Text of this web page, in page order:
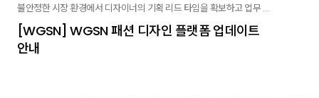
불안정한 시장 환경에서 디자이너의 기획 리드 타임을 확보하고 업무 효율을 극대화하기 위해, WGSN Fashion이 '패션 디자이너'의 워크플로우에 맞춘 직무 중심(Role-first) 플랫폼으로 업데이트 되었습니다.
[WGSN] WGSN 패션 디자인 플랫폼 업데이트
안내